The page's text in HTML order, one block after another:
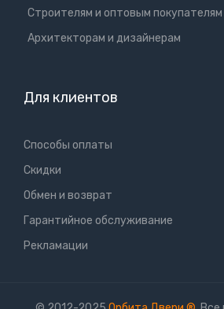
Cтроителям и оптовым покупателям
Aрхитекторам и дизайнерам
Для клиентов
Способы оплаты
Скидки
Обмен и возврат
Гарантийное обслуживание
Рекламации